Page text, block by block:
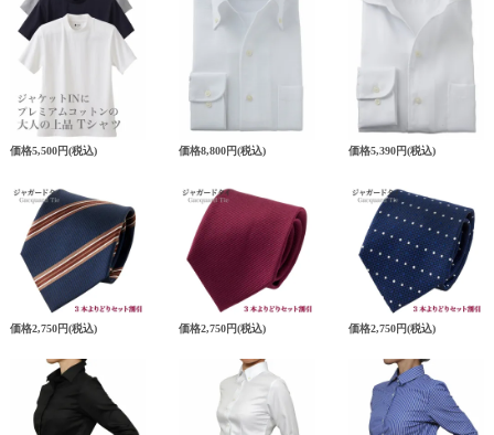
価格5,500円(税込) 価格8,800円(税込) 価格5,390円(税込)
価格2,750円(税込) 価格2,750円(税込) 価格2,750円(税込)